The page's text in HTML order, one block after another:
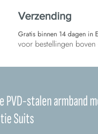
Verzending
Gratis binnen 14 dagen in
voor bestellingen
PVD-stalen armband
Suits